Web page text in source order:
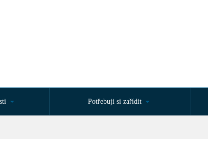
Potřebuji si zařídit